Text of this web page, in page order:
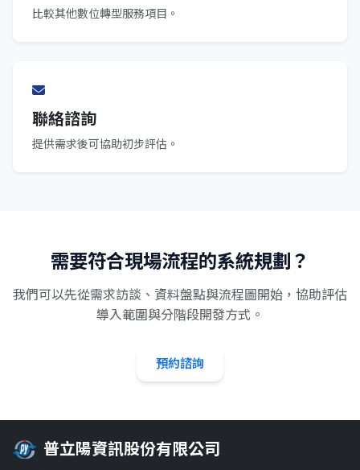
比較其他數位轉型服務項目。
聯絡諮詢
提供需求後可協助初步評估。
需要符合現場流程的系統規劃？
我們可以先從需求訪談、資料盤點與流程圖開始，協助評估
導入範圍與分階段開發方式。
預約諮詢
普立陽資訊股份有限公司